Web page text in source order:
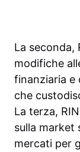
La seconda,
modifiche
finanziaria e
che
La terza,
sulla market
mercati per